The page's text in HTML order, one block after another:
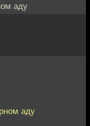
аду
аду